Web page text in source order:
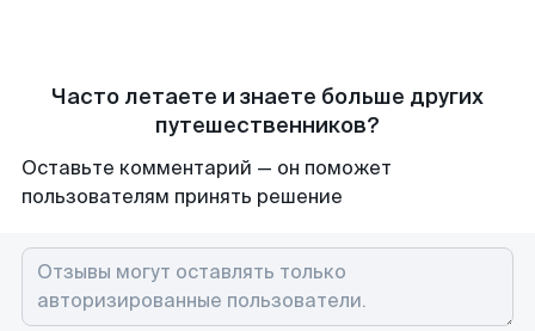
Часто летаете и знаете больше других
путешественников?
Оставьте комментарий — он поможет
пользователям принять решение